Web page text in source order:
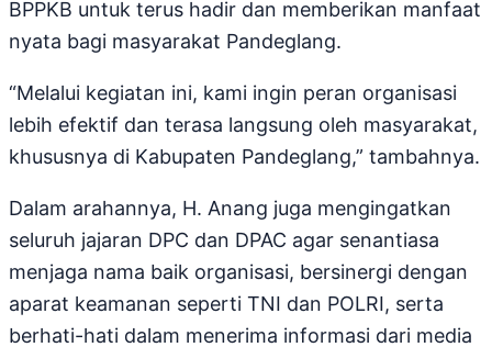
BPPKB untuk terus hadir dan memberikan manfaat
nyata bagi masyarakat Pandeglang.
“Melalui kegiatan ini, kami ingin peran organisasi
lebih efektif dan terasa langsung oleh masyarakat,
khususnya di Kabupaten Pandeglang,” tambahnya.
Dalam arahannya, H. Anang juga mengingatkan
seluruh jajaran DPC dan DPAC agar senantiasa
menjaga nama baik organisasi, bersinergi dengan
aparat keamanan seperti TNI dan POLRI, serta
berhati-hati dalam menerima informasi dari media